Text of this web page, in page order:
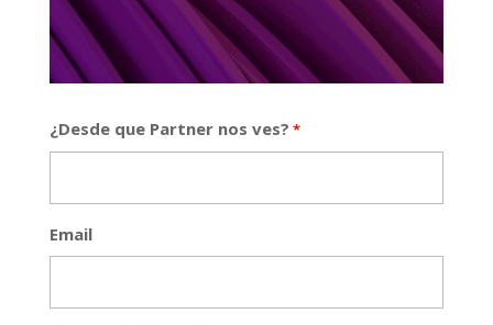
¿Desde que Partner nos ves? *
Email